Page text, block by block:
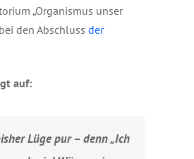
„Organismus unser
den Abschluss der
auf:
Lüge pur – denn „Ich